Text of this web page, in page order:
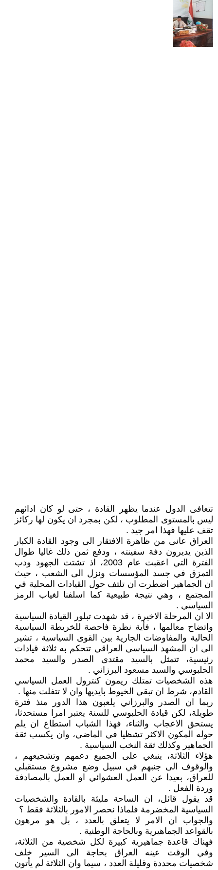
تتعافى الدول عندما يظهر القادة ، حتى لو كان ادائهم
ليس بالمستوى المطلوب ، لكن بمجرد ان يكون لها ركائز
تقف عليها فهذا امر جيد .
العراق عانى من ظاهرة الافتقار الى وجود القادة الكبار
الذين يديرون دفة سفينته ، ودفع ثمن ذلك غاليا طوال
الفترة التي اعقبت عام 2003، اذ تشتت الجهود ودب
التمزق في جسد المؤسسات ونزل الى الشعب ، حيث
ان الجماهير اضطرت ان تلتف حول القيادات المحلية في
المجتمع ، وهي نتيجة طبيعية كما اسلفنا لغياب الرمز
السياسي .
الا ان المرحلة الاخيرة ، قد شهدت تبلور القيادة السياسية
واتضاح معالمها ، فأية نظرة فاحصة للخريطة السياسية
الحالية والمفاوضات الجارية بين القوى السياسية ، تشير
الى ان المشهد السياسي العراقي تتحكم به ثلاثة قيادات
رئيسية، تتمثل بالسيد مقتدى الصدر والسيد محمد
الحلبوسي والسيد مسعود البرزاني .
هذه الشخصيات تمتلك ريمون كنترول العمل السياسي
القادم، شرط ان تبقي الخيوط بايديها وان لا تتفلت منها .
ربما ان الصدر والبرزاني يلعبون هذا الدور منذ فترة
طويلة، لكن قيادة الحلبوسي للسنة يعتبر امرا مستحدثا،
يستحق الاعجاب والثناء، فهذا الشباب استطاع ان يلم
حوله المكون الاكثر تشظيا في الماضي، وان يكسب ثقة
الجماهير وكذلك ثقة النخب السياسية .
هؤلاء الثلاثة، ينبغي على الجميع دعمهم وتشجيعهم ،
والوقوف الى جنبهم في سبيل وضع مشروع مستقبلي
للعراق، بعيدا عن العمل العشوائي او العمل بالمصادفة
وردة الفعل .
قد يقول قائل، ان الساحة مليئة بالقادة والشخصيات
السياسية المخضرمة فلماذا نحصر الامور بالثلاثة فقط ؟
والجواب ان الامر لا يتعلق بالعدد ، بل هو مرهون
بالقواعد الجماهيرية وبالحاجة الوطنية .
فهناك قاعدة جماهيرية كبيرة لكل شخصية من الثلاثة،
وفي الوقت عينه العراق بحاجة الى السير خلف
شخصيات محددة وقليلة العدد ، سيما وان الثلاثة لم يأتون